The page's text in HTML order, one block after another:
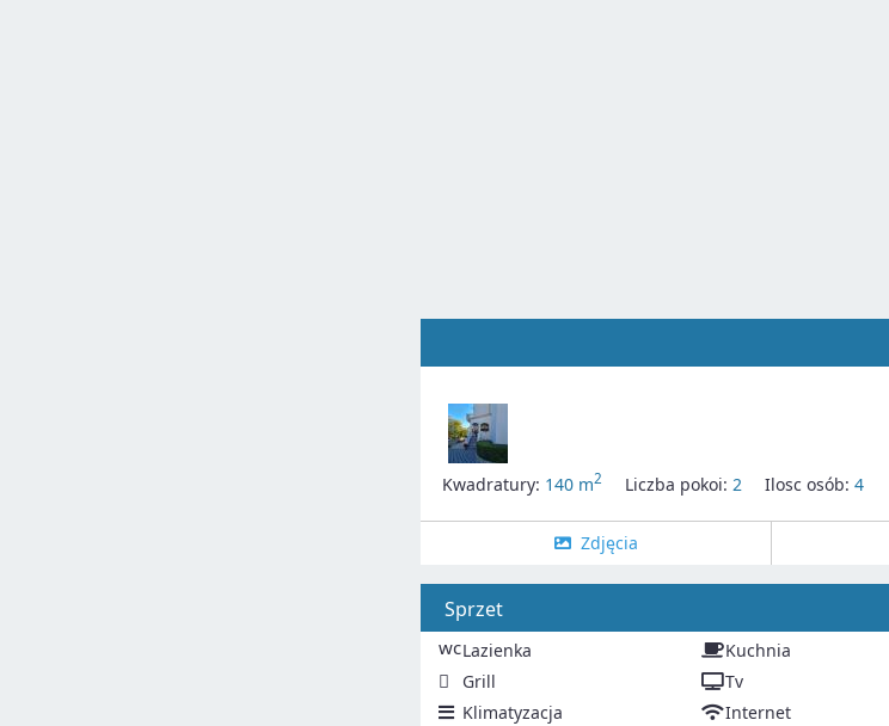
Kwadratury: 140 m2 Liczba pokoi: 2 Ilosc osób: 4
Zdjęcia
Sprzet
wcLazienka Kuchnia
Grill
Tv
Klimatyzacja Internet